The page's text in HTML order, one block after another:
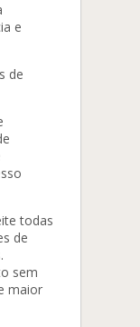
e
de
todas
de
sem
maior